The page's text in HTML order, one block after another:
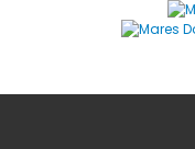
Ürün
Ürün